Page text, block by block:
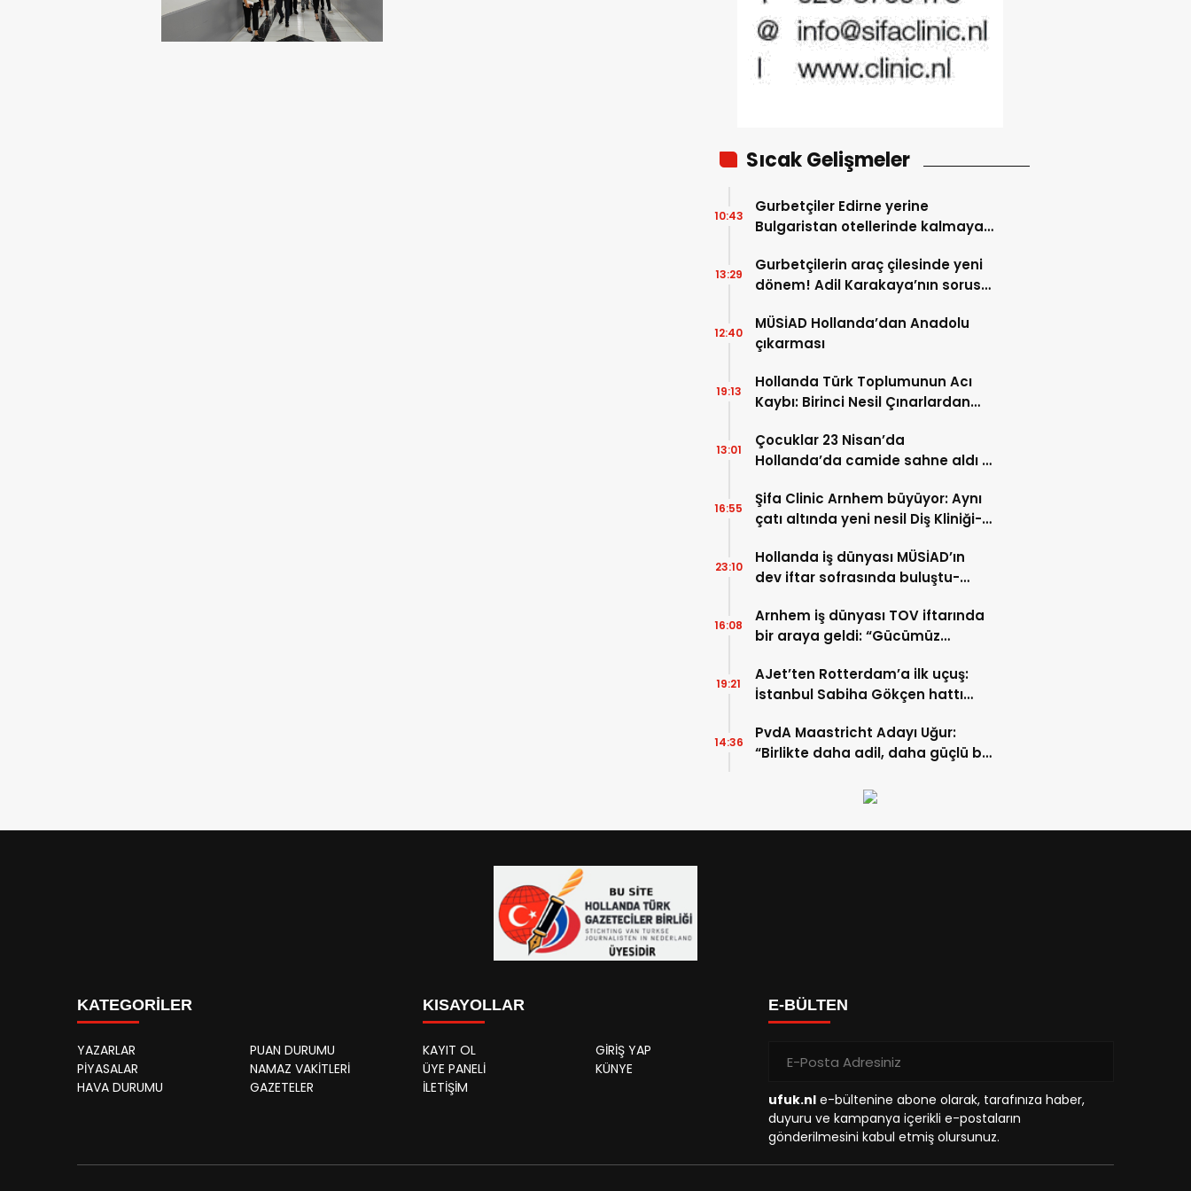
Sıcak Gelişmeler
Gurbetçiler Edirne yerine
Bulgaristan otellerinde kalmaya
10:43
Gurbetçilerin araç çilesinde yeni
dönem! Adil Karakaya’nın sorusu
13:29
MÜSİAD Hollanda’dan Anadolu
çıkarması
12:40
Hollanda Türk Toplumunun Acı
Kaybı: Birinci Nesil Çınarlardan
19:13
Çocuklar 23 Nisan’da
Hollanda’da camide sahne aldı –
13:01
Şifa Clinic Arnhem büyüyor: Aynı
çatı altında yeni nesil Diş Kliniği-
16:55
Hollanda iş dünyası MÜSİAD’ın
dev iftar sofrasında buluştu-
23:10
Arnhem iş dünyası TOV iftarında
bir araya geldi: “Gücümüz
16:08
AJet’ten Rotterdam’a ilk uçuş:
İstanbul Sabiha Gökçen hattı
19:21
PvdA Maastricht Adayı Uğur:
“Birlikte daha adil, daha güçlü bir
14:36
KATEGORİLER
YAZARLAR
PUAN DURUMU
PİYASALAR
NAMAZ VAKİTLERİ
HAVA DURUMU
GAZETELER
KISAYOLLAR
KAYIT OL
GİRİŞ YAP
ÜYE PANELİ
KÜNYE
İLETİŞİM
E-BÜLTEN
ufuk.nl e-bültenine abone olarak, tarafınıza haber,
duyuru ve kampanya içerikli e-postaların
gönderilmesini kabul etmiş olursunuz.